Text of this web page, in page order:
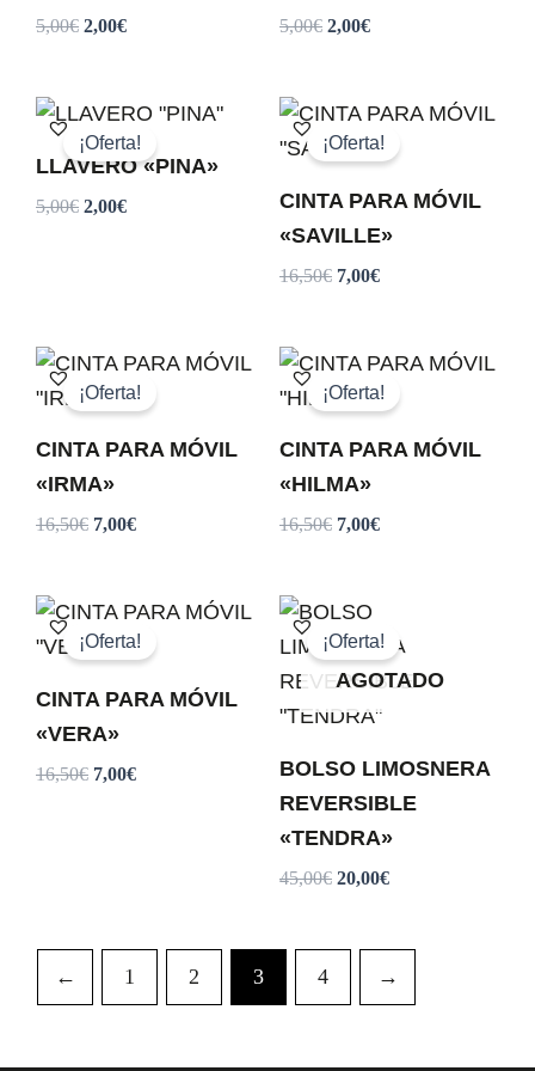
5,00€ 2,00€ 5,00€ 2,00€
¡Oferta!
LLAVERO «PINA»
5,00€
El
precio
original
5,00€.
2,00€
El
precio
actual
2,00€.
¡Oferta!
CINTA PARA MÓVIL
«SAVILLE»
16,50€
El
precio
original
16,50€.
7,00€
El
precio
actual
7,00€.
¡Oferta!
CINTA PARA MÓVIL
«IRMA»
16,50€
El
precio
original
16,50€.
7,00€
El
precio
actual
7,00€.
¡Oferta!
CINTA PARA MÓVIL
«HILMA»
16,50€
El
precio
original
16,50€.
7,00€
El
precio
actual
7,00€.
¡Oferta!
CINTA PARA MÓVIL
«VERA»
16,50€
El
precio
original
16,50€.
7,00€
El
precio
actual
7,00€.
AGOTADO
¡Oferta!
BOLSO LIMOSNERA
REVERSIBLE
«TENDRA»
45,00€
El
precio
original
era:
45,00€.
20,00€
actual
es:
← 1 2 3 4 →